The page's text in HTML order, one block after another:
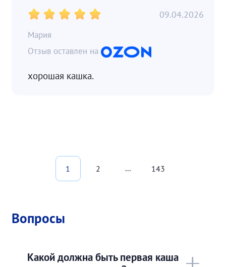
Мария
09.04.2026
хорошая кашка.
1 2 ... 143
Вопросы
Какой должна быть первая каша